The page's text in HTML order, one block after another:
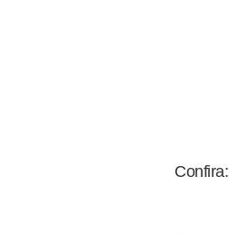
Confira: